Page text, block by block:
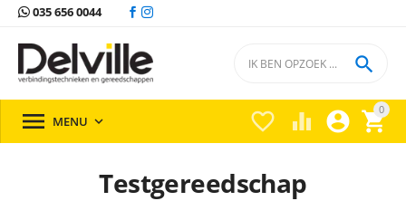
035 656 0044
0


 

 MENU 
Testgereedschap